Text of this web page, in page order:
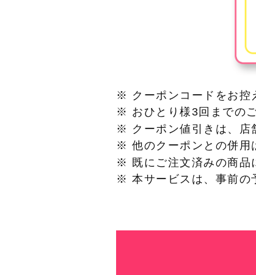
※ クーポンコードをお控
※ おひとり様3回までの
※ クーポン値引きは、店
※ 他のクーポンとの併用
※ 既にご注文済みの商品
※ 本サービスは、事前の